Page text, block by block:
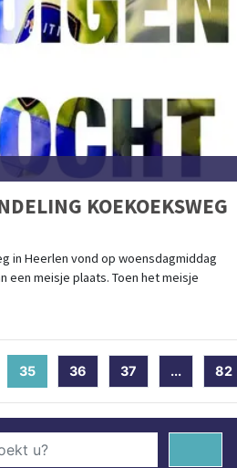
KOEKOEKSWEG
in Heerlen vond op woensdagmiddag
een meisje plaats. Toen het meisje
35 (current)
36 37 ... 82